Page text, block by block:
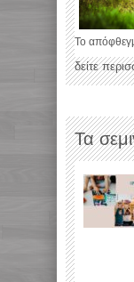
Το
δείτε
Τα